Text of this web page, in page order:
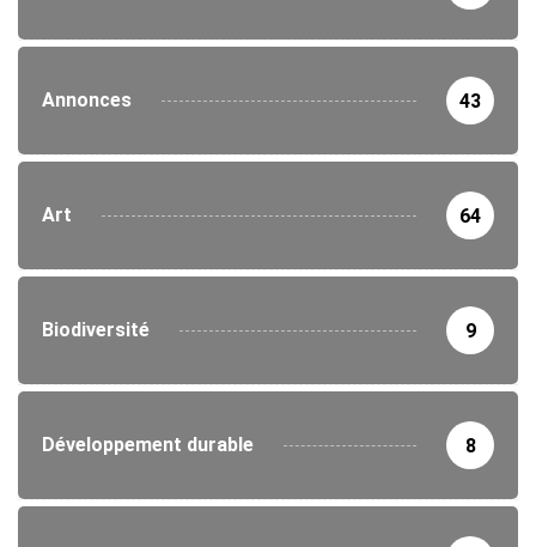
Annonces 43
Art 64
Biodiversité 9
Développement durable 8